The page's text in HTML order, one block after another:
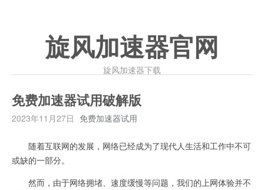
旋风加速器官网
旋风加速器下载
免费加速器试用破解版
2023年11月27日 免费加速器试用
随着互联网的发展，网络已经成为了现代人生活和工作中不可
或缺的一部分。
然而，由于网络拥堵、速度缓慢等问题，我们的上网体验并不